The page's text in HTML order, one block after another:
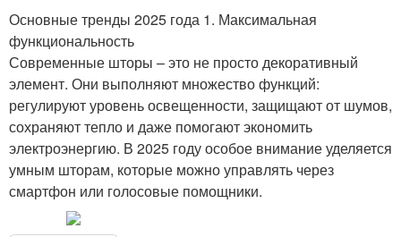
Основные тренды 2025 года 1. Максимальная
функциональность
Современные шторы – это не просто декоративный
элемент. Они выполняют множество функций:
регулируют уровень освещенности, защищают от шумов,
сохраняют тепло и даже помогают экономить
электроэнергию. В 2025 году особое внимание уделяется
умным шторам, которые можно управлять через
смартфон или голосовые помощники.